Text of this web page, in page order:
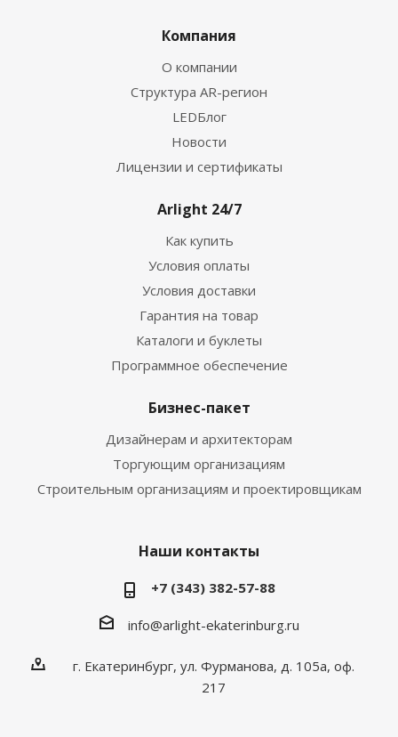
Компания
О компании
Структура AR-регион
LEDБлог
Новости
Лицензии и сертификаты
Arlight 24/7
Как купить
Условия оплаты
Условия доставки
Гарантия на товар
Каталоги и буклеты
Программное обеспечение
Бизнес-пакет
Дизайнерам и архитекторам
Торгующим организациям
Строительным организациям и проектировщикам
Наши контакты
+7 (343) 382-57-88
info@arlight-ekaterinburg.ru
г. Екатеринбург, ул. Фурманова, д. 105а, оф.
217